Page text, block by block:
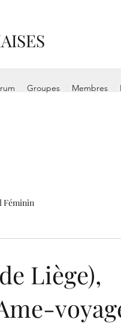
Groupes Membres
Féminin
Liège),